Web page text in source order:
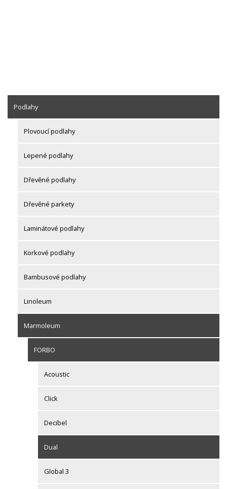
Podlahy
Plovoucí podlahy
Lepené podlahy
Dřevěné podlahy
Dřevěné parkety
Laminátové podlahy
Korkové podlahy
Bambusové podlahy
Linoleum
Marmoleum
FORBO
Acoustic
Click
Decibel
Dual
Global 3